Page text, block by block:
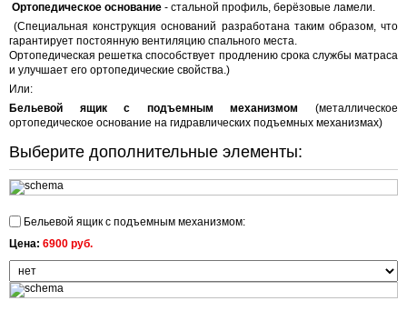
Ортопедическое основание - стальной профиль, берёзовые ламели.
(Специальная конструкция оснований разработана таким образом, что
гарантирует постоянную вентиляцию спального места.
Ортопедическая решетка способствует продлению срока службы матраса
и улучшает его ортопедические свойства.)
Или:
Бельевой ящик с подъемным механизмом
(металлическое
ортопедическое основание на гидравлических подъемных механизмах)
Выберите дополнительные элементы:
Бельевой ящик с подъемным механизмом:
Цена: 6900 руб.